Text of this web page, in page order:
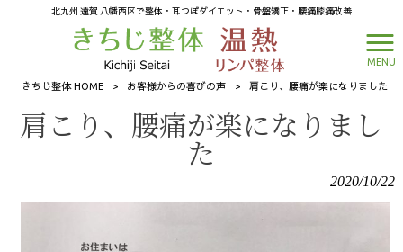
北九州 遠賀 八幡西区で整体・耳つぼダイエット・骨盤矯正・腰痛膝痛改善
MENU
きちじ整体 HOME > お客様からの喜びの声 > 肩こり、腰痛が楽になりました
肩こり、腰痛が楽になりまし
た
2020/10/22